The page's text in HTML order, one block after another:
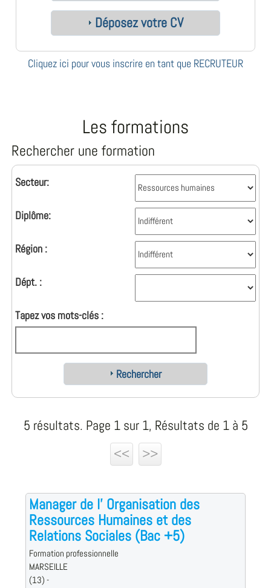
Déposez votre CV
Cliquez ici pour vous inscrire en tant que RECRUTEUR
Les formations
Rechercher une formation
Secteur:
Diplôme:
Région :
Dépt. :
Tapez vos mots-clés :
Rechercher
5 résultats. Page 1 sur 1, Résultats de 1 à 5
<<
>>
Manager de l' Organisation des
Ressources Humaines et des
Relations Sociales (Bac +5)
Formation professionnelle
MARSEILLE
(13) -